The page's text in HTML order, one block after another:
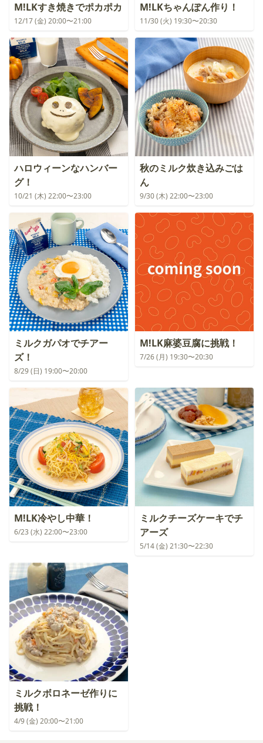
M!LKすき焼きでポカポカ
12/17 (金) 20:00〜21:00
M!LKちゃんぽん作り！
11/30 (火) 19:30〜20:30
ハロウィーンなハンバー
グ！
10/21 (木) 22:00〜23:00
秋のミルク炊き込みごは
ん
9/30 (木) 22:00〜23:00
ミルクガパオでチアー
ズ！
8/29 (日) 19:00〜20:00
M!LK麻婆豆腐に挑戦！
7/26 (月) 19:30〜20:30
M!LK冷やし中華！
6/23 (水) 22:00〜23:00
ミルクチーズケーキでチ
アーズ
5/14 (金) 21:30〜22:30
ミルクボロネーゼ作りに
挑戦！
4/9 (金) 20:00〜21:00